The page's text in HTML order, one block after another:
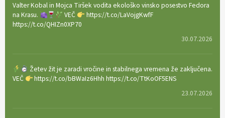
Valter Kobal in Mojca Tiršek vodita ekološko vinsko posestvo Fedora
na Krasu.
VEČ
https://t.co/LaVojgKwfF
https://t.co/QHIZn0XP70
30.07.2026
Žetev žit je zaradi vročine in stabilnega vremena že zaključena.
VEČ
https://t.co/bBWaIz6Hhh https://t.co/TtKoOF5ENS
23.07.2026